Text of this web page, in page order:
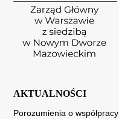
AKTUALNOŚCI
Porozumienia o współpracy